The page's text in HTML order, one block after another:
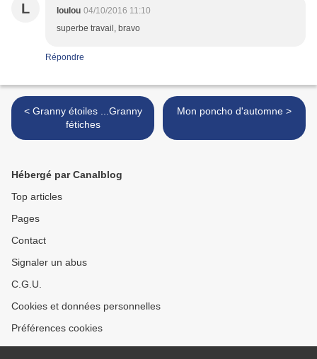
L loulou 04/10/2016 11:10
superbe travail, bravo
Répondre
< Granny étoiles ...Granny
fétiches
Mon poncho d'automne >
Hébergé par Canalblog
Top articles
Pages
Contact
Signaler un abus
C.G.U.
Cookies et données personnelles
Préférences cookies